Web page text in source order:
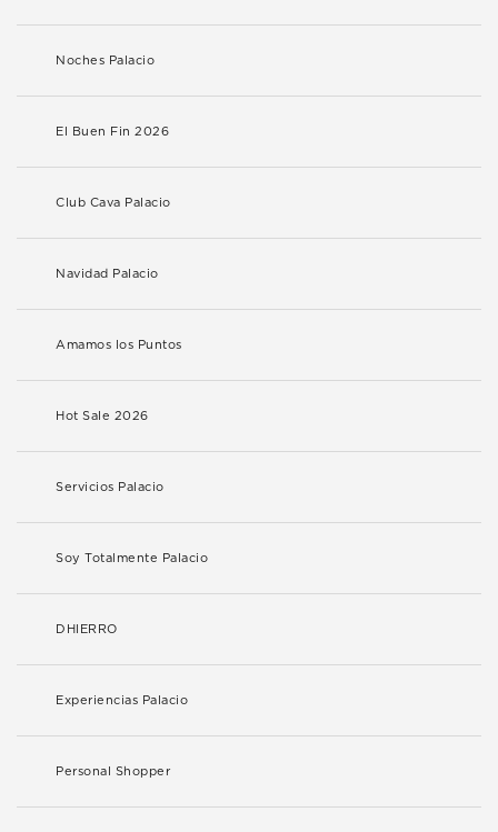
Noches Palacio
El Buen Fin 2026
Club Cava Palacio
Navidad Palacio
Amamos los Puntos
Hot Sale 2026
Servicios Palacio
Soy Totalmente Palacio
DHIERRO
Experiencias Palacio
Personal Shopper